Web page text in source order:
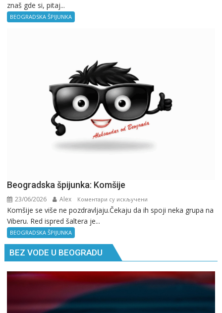
znaš gde si, pitaj...
BEOGRADSKA ŠPIJUNKA
Beogradska špijunka: Komšije
23/06/2026 Alex Коментари су искључени
Beogradska
Komšije se više ne pozdravljaju.Čekaju da ih spoji neka grupa na
Viberu. Red ispred šaltera je...
BEOGRADSKA ŠPIJUNKA
BEZ VODE U BEOGRADU